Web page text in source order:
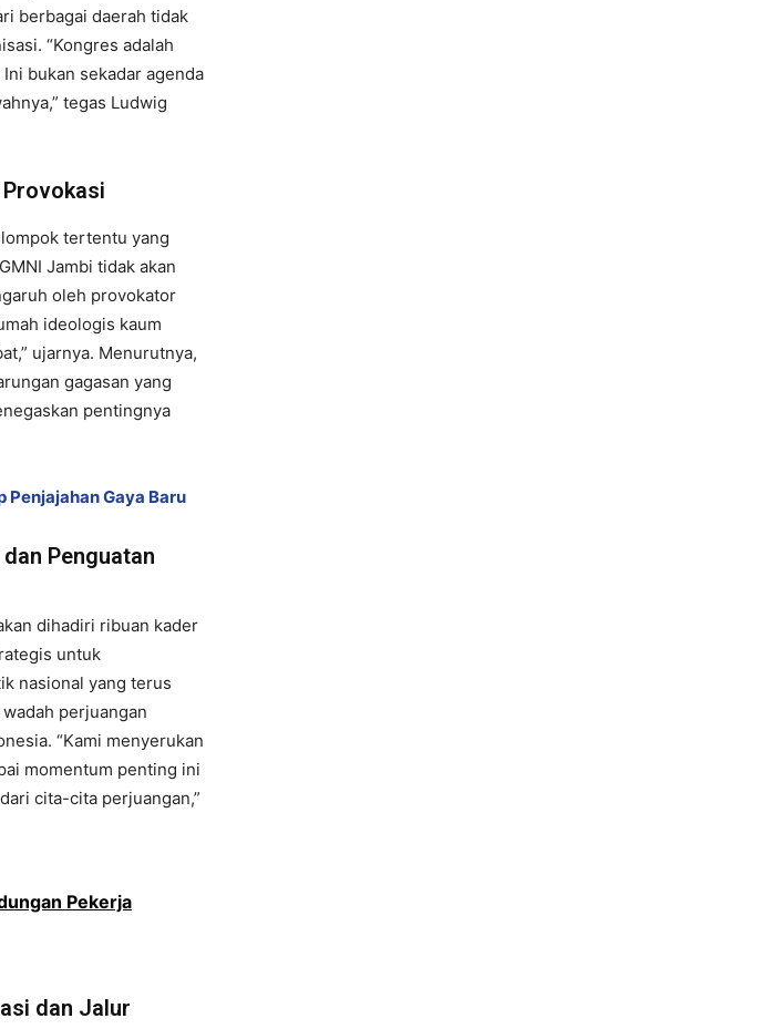
berbagai daerah tidak
“Kongres adalah
bukan sekadar agenda
tegas Ludwig
Provokasi
tertentu yang
Jambi tidak akan
oleh provokator
ideologis kaum
ujarnya. Menurutnya,
gagasan yang
pentingnya
Penjajahan Gaya Baru
Penguatan
dihadiri ribuan kader
untuk
nasional yang terus
perjuangan
“Kami menyerukan
momentum penting ini
cita-cita perjuangan,”
Pekerja
dan Jalur